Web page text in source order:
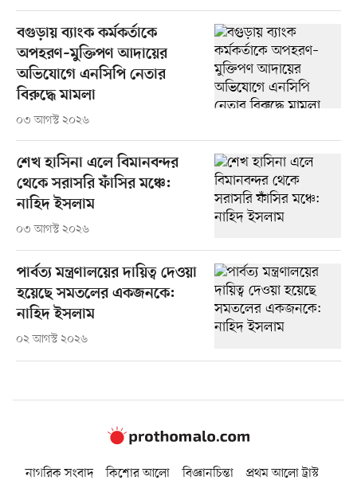
বগুড়ায় ব্যাংক কর্মকর্তাকে
অপহরণ–মুক্তিপণ আদায়ের
অভিযোগে এনসিপি নেতার
বিরুদ্ধে মামলা
০৩ আগস্ট ২০২৬
শেখ হাসিনা এলে বিমানবন্দর
থেকে সরাসরি ফাঁসির মঞ্চে:
নাহিদ ইসলাম
০৩ আগস্ট ২০২৬
পার্বত্য মন্ত্রণালয়ের দায়িত্ব দেওয়া
হয়েছে সমতলের একজনকে:
নাহিদ ইসলাম
০২ আগস্ট ২০২৬
নাগরিক সংবাদ কিশোর আলো বিজ্ঞানচিন্তা
প্রথম আলো ট্রাস্ট